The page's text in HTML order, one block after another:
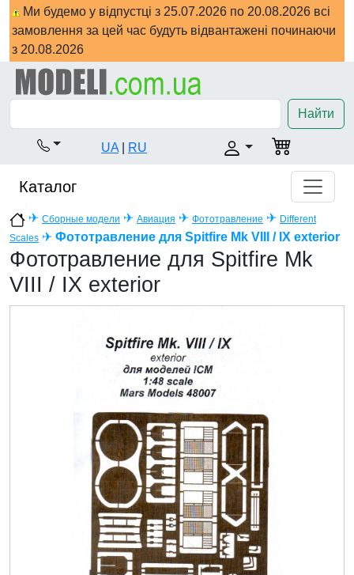
Ми будемо у відпустці з 25.07.2026 по 20.08.2026 всі
замовлення за цей час будуть відвантажені починаючи
з 20.08.2026
Найти
UA RU
Каталог
✈ Сборные модели ✈ Авиация ✈ Фототравление ✈ Different
Scales ✈ Фототравление для Spitfire Mk VIII / IX exterior
Фототравление для Spitfire Mk
VIII / IX exterior